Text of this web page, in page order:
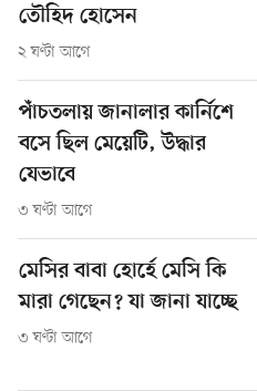
তৌহিদ হোসেন
২ ঘণ্টা আগে
পাঁচতলায় জানালার কার্নিশে
বসে ছিল মেয়েটি, উদ্ধার
যেভাবে
৩ ঘণ্টা আগে
মেসির বাবা হোর্হে মেসি কি
মারা গেছেন? যা জানা যাচ্ছে
৩ ঘণ্টা আগে